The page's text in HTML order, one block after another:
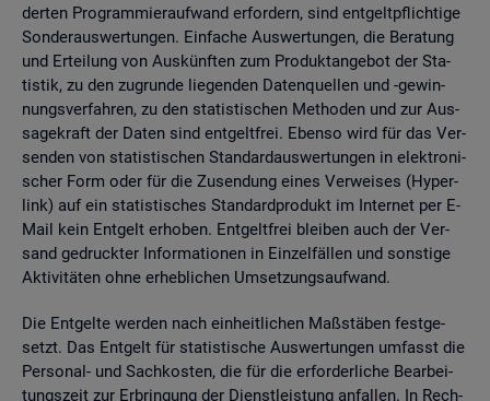
der­ten Pro­gram­mier­auf­wand er­for­dern, sind ent­gelt­pflich­ti­ge
Son­der­aus­wer­tun­gen. Ein­fa­che Aus­wer­tun­gen, die Be­ra­tung
und Er­tei­lung von Aus­künf­ten zum Pro­dukt­an­ge­bot der Sta­
tis­tik, zu den zu­grun­de lie­gen­den Da­ten­quel­len und -ge­win­
nungs­ver­fah­ren, zu den sta­tis­ti­schen Me­tho­den und zur Aus­
sa­ge­kraft der Daten sind ent­gelt­frei. Eben­so wird für das Ver­
sen­den von sta­tis­ti­schen Stan­dard­aus­wer­tun­gen in elek­tro­ni­
scher Form oder für die Zu­sen­dung eines Ver­wei­ses (Hy­per­
link) auf ein sta­tis­ti­sches Stan­dard­pro­dukt im In­ter­net per E-
Mail kein Ent­gelt er­ho­ben. Ent­gelt­frei blei­ben auch der Ver­
sand ge­druck­ter In­for­ma­tio­nen in Ein­zel­fäl­len und sons­ti­ge
Ak­ti­vi­tä­ten ohne er­heb­li­chen Um­set­zungs­auf­wand.
Die Ent­gel­te wer­den nach ein­heit­li­chen Maß­stä­ben fest­ge­
setzt. Das Ent­gelt für sta­tis­ti­sche Aus­wer­tun­gen um­fasst die
Per­so­nal- und Sach­kos­ten, die für die er­for­der­li­che Be­ar­bei­
tungs­zeit zur Er­brin­gung der Dienst­leis­tung an­fal­len. In Rech­